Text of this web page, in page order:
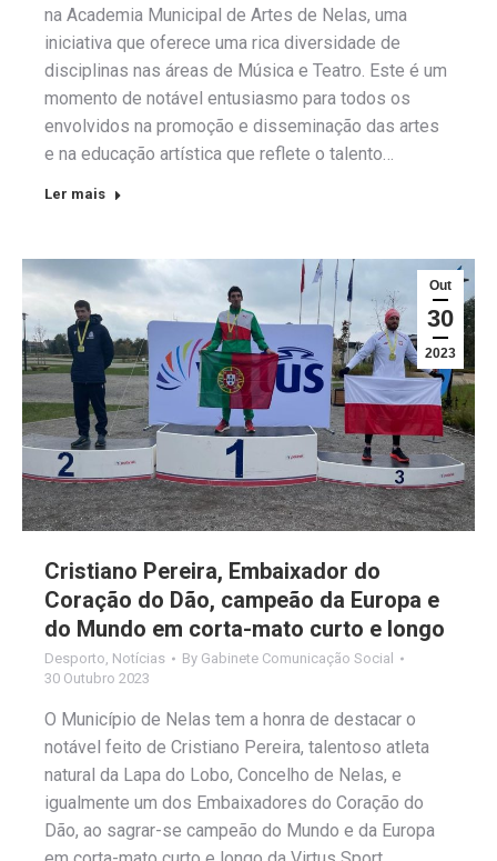
na Academia Municipal de Artes de Nelas, uma
iniciativa que oferece uma rica diversidade de
disciplinas nas áreas de Música e Teatro. Este é um
momento de notável entusiasmo para todos os
envolvidos na promoção e disseminação das artes
e na educação artística que reflete o talento…
Ler mais
Out
30
2023
Cristiano Pereira, Embaixador do
Coração do Dão, campeão da Europa e
do Mundo em corta-mato curto e longo
Desporto Notícias By Gabinete Comunicação Social
30 Outubro 2023
O Município de Nelas tem a honra de destacar o
notável feito de Cristiano Pereira, talentoso atleta
natural da Lapa do Lobo, Concelho de Nelas, e
igualmente um dos Embaixadores do Coração do
Dão, ao sagrar-se campeão do Mundo e da Europa